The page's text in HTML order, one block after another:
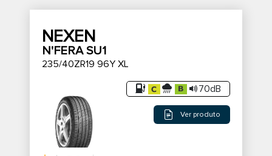
NEXEN
N'FERA SU1
235/40ZR19 96Y XL
70dB
Ver produto